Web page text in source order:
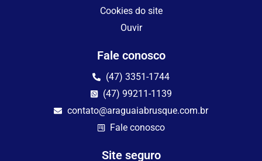
Cookies do site
Ouvir
Fale conosco
(47) 3351-1744
(47) 99211-1139
contato@araguaiabrusque.com.br
Fale conosco
Site seguro